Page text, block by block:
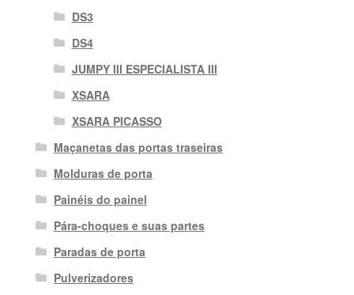
DS3
DS4
JUMPY III ESPECIALISTA III
XSARA
XSARA PICASSO
Maçanetas das portas traseiras
Molduras de porta
Painéis do painel
Pára-choques e suas partes
Paradas de porta
Pulverizadores